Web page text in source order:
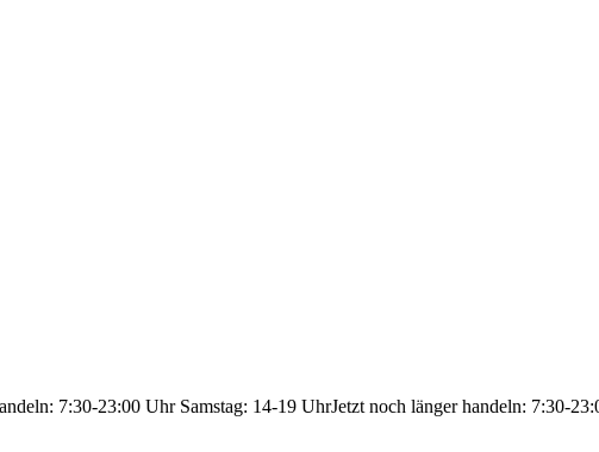
7:30-23:00 Uhr Samstag: 14-19 UhrJetzt noch länger handeln: 7:30-